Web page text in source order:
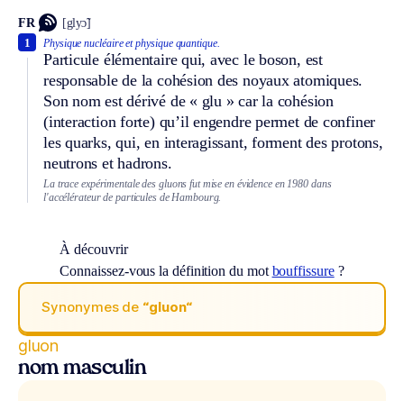
FR [glyɔ̃]
Physique nucléaire et physique quantique.
Particule élémentaire qui, avec le boson, est
responsable de la cohésion des noyaux atomiques.
Son nom est dérivé de « glu » car la cohésion
(interaction forte) qu’il engendre permet de confiner
les quarks, qui, en interagissant, forment des protons,
neutrons et hadrons.
1
La trace expérimentale des gluons fut mise en évidence en 1980 dans
l'accélérateur de particules de Hambourg.
À découvrir
Connaissez-vous la définition du mot bouffissure?
Synonymes de “gluon“
gluon
nom masculin